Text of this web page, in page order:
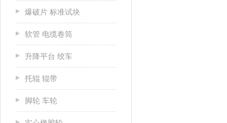
爆破片 标准试块
软管 电缆卷筒
升降平台 绞车
托辊 辊带
脚轮 车轮